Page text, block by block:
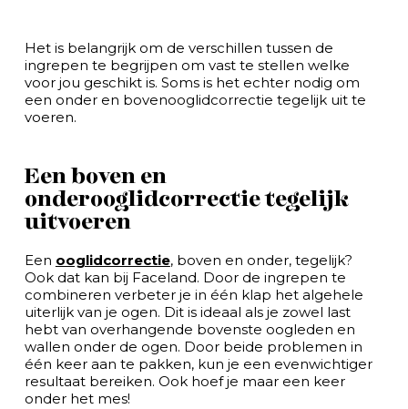
Het is belangrijk om de verschillen tussen de
ingrepen te begrijpen om vast te stellen welke
voor jou geschikt is. Soms is het echter nodig om
een onder en bovenooglidcorrectie tegelijk uit te
voeren.
Een boven en
onderooglidcorrectie tegelijk
uitvoeren
Een ooglidcorrectie, boven en onder, tegelijk?
Ook dat kan bij Faceland. Door de ingrepen te
combineren verbeter je in één klap het algehele
uiterlijk van je ogen. Dit is ideaal als je zowel last
hebt van overhangende bovenste oogleden en
wallen onder de ogen. Door beide problemen in
één keer aan te pakken, kun je een evenwichtiger
resultaat bereiken. Ook hoef je maar een keer
onder het mes!